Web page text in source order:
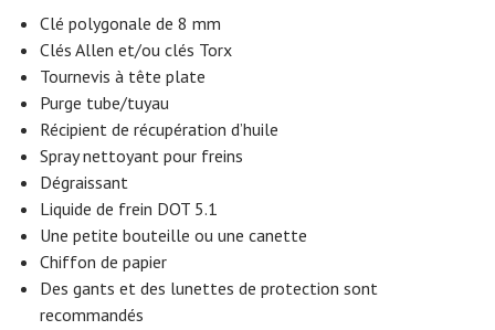
Clé polygonale de 8 mm
Clés Allen et/ou clés Torx
Tournevis à tête plate
Purge tube/tuyau
Récipient de récupération d’huile
Spray nettoyant pour freins
Dégraissant
Liquide de frein DOT 5.1
Une petite bouteille ou une canette
Chiffon de papier
Des gants et des lunettes de protection sont
recommandés